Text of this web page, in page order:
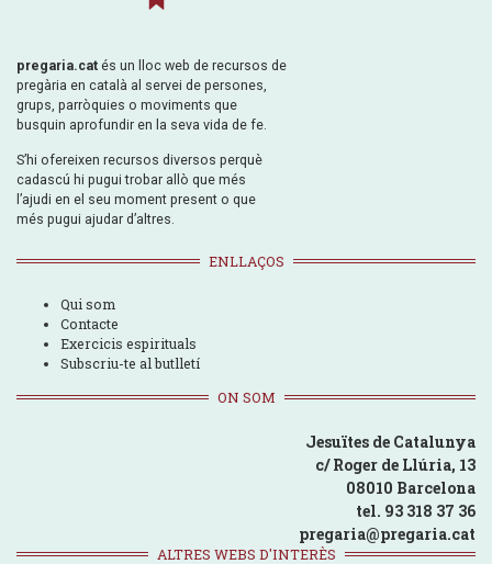
pregaria.cat és un lloc web de recursos de
pregària en català al servei de persones,
grups, parròquies o moviments que
busquin aprofundir en la seva vida de fe.
S’hi ofereixen recursos diversos perquè
cadascú hi pugui trobar allò que més
l’ajudi en el seu moment present o que
més pugui ajudar d’altres.
ENLLAÇOS
Qui som
Contacte
Exercicis espirituals
Subscriu-te al butlletí
ON SOM
Jesuïtes de Catalunya
c/ Roger de Llúria, 13
08010 Barcelona
tel. 93 318 37 36
pregaria@pregaria.cat
ALTRES WEBS D'INTERÈS